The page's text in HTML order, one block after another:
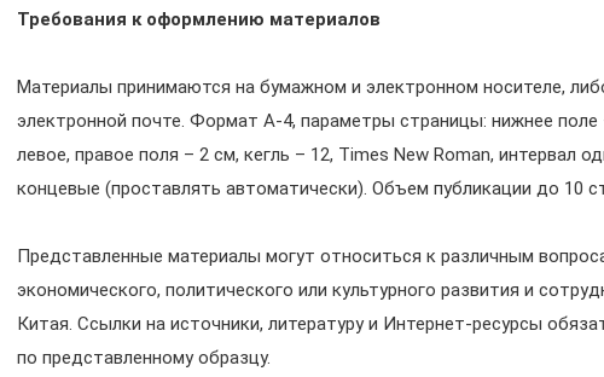
Требования к оформлению материалов
Материалы принимаются на бумажном и электронном носителе,
электронной почте. Формат А-4, параметры страницы: нижнее поле
левое, правое поля – 2 см, кегль – 12, Times New Roman, интервал
концевые (проставлять автоматически). Объем публикации до 10
Представленные материалы могут относиться к различным
экономического, политического или культурного развития и
Китая. Ссылки на источники, литературу и Интернет-ресурсы
по представленному образцу.